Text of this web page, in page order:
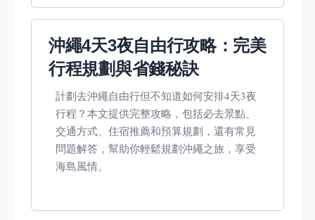
沖繩4天3夜自由行攻略：完美
行程規劃與省錢秘訣
計劃去沖繩自由行但不知道如何安排4天3夜
行程？本文提供完整攻略，包括必去景點、
交通方式、住宿推薦和預算規劃，還有常見
問題解答，幫助你輕鬆規劃沖繩之旅，享受
海島風情。